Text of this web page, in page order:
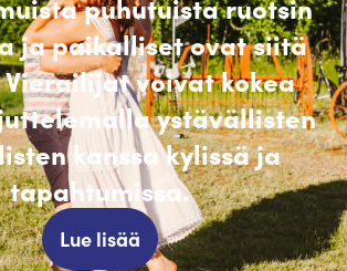
ja paikalliset ovat siitä
voivat kokea
ystävällisten
kanssa kylissä ja
tapahtumissa.
Lue lisää